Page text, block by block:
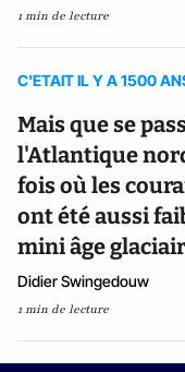
1 min de lecture
C'ETAIT IL Y A 1500
Mais que se
l'Atlantique
fois où les
ont été aussi
mini âge
Didier Swingedouw
1 min de lecture